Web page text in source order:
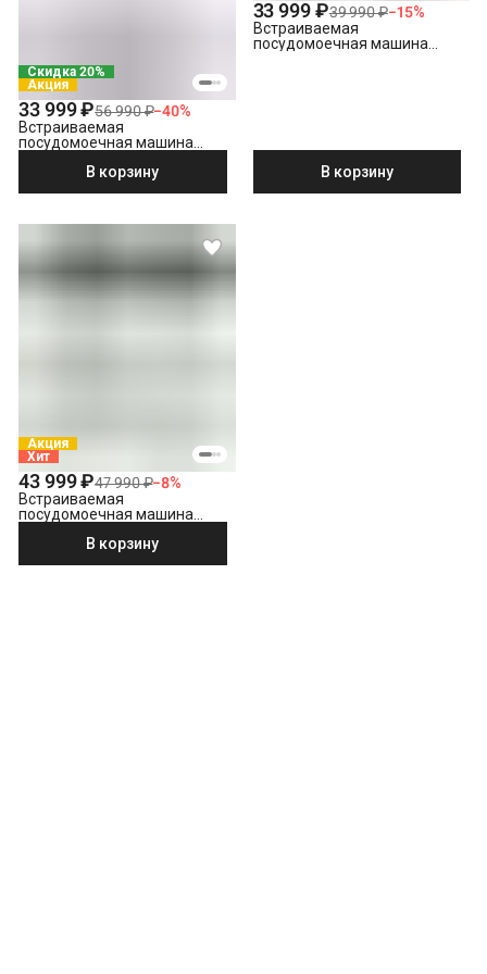
Скидка 20%
Акция
33 999 ₽56 990 ₽−40%
Встраиваемая
посудомоечная машина
В корзину
33 999 ₽39 990 ₽−15%
Встраиваемая
посудомоечная машина
В корзину
Акция
Хит
43 999 ₽47 990 ₽−8%
Встраиваемая
посудомоечная машина
В корзину